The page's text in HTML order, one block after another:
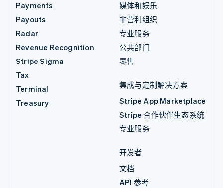
Payments
Payouts
Radar
Revenue Recognition
Stripe Sigma
Tax
Terminal
Treasury
媒体和娱乐
非营利组织
专业服务
公共部门
零售
集成与定制解决方案
Stripe App Marketplace
Stripe 合作伙伴生态系统
专业服务
开发者
文档
API 参考